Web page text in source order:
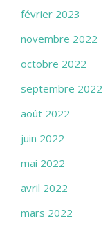
février 2023
novembre 2022
octobre 2022
septembre 2022
août 2022
juin 2022
mai 2022
avril 2022
mars 2022